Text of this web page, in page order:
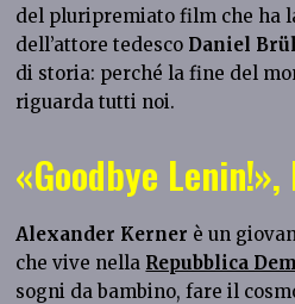
del pluripremiato film che ha
dell’attore tedesco Daniel
di storia: perché la fine del
riguarda tutti noi.
«Goodbye
Alexander Kerner è un
che vive nella Repubblica
sogni da bambino, fare il